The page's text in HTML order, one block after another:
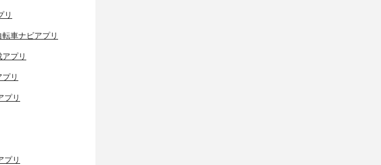
リ
転車ナビアプリ
プリ
リ
プリ
プリ